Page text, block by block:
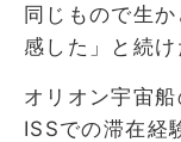
同じもので生
感した」と続け
オリオン宇宙
ISSでの滞在経